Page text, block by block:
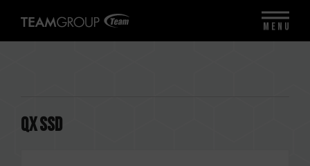
QX SSD
MENU